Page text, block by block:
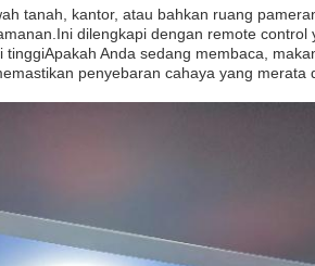
tanah, kantor, atau bahkan ruang
dilengkapi dengan remote
Anda sedang membaca,
penyebaran cahaya yang